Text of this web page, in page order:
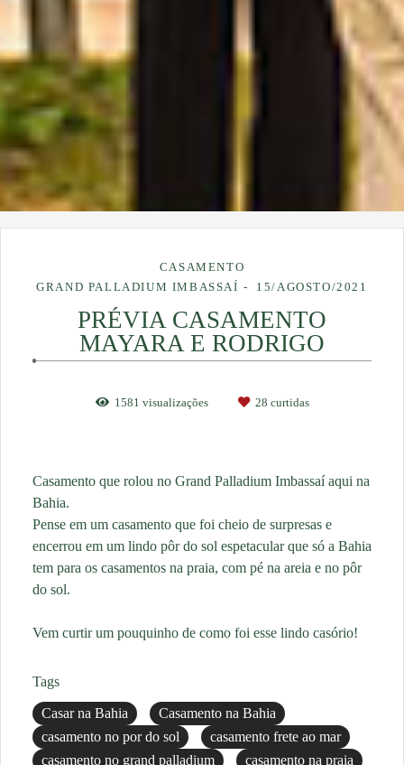
CASAMENTO
GRAND PALLADIUM IMBASSAÍ
15/AGOSTO/2021
PRÉVIA CASAMENTO
MAYARA E RODRIGO
1581 visualizações 28 curtidas
Casamento que rolou no Grand Palladium Imbassaí aqui na
Bahia.
Pense em um casamento que foi cheio de surpresas e
encerrou em um lindo pôr do sol espetacular que só a Bahia
tem para os casamentos na praia, com pé na areia e no pôr
do sol.
Vem curtir um pouquinho de como foi esse lindo casório!
Tags
Casar na Bahia
Casamento na Bahia
casamento no por do sol
casamento frete ao mar
casamento no grand palladium
casamento na praia